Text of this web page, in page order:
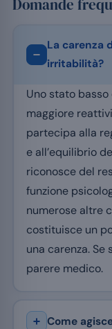
Domande
La carenza
irritabilità?
Uno stato
maggiore
partecipa alla
e all’equilibrio
riconosce del
funzione
numerose altre
costituisce un
una carenza.
parere medico.
Come